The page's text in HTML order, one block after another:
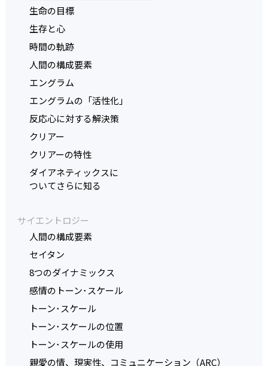
生命の目標
生存と心
時間の軌跡
人間の構成要素
エングラム
エングラムの「活性化」
反応心に対する解決策
クリアー
クリアーの特性
ダイアネティックスに
ついてさらに知る
サイエントロジー
人間の構成要素
セイタン
8つのダイナミックス
感情のトーン･スケール
トーン･スケール
トーン･スケールの位置
トーン･スケールの使用
親愛の情、現実性、コミュニケーション（ARC）